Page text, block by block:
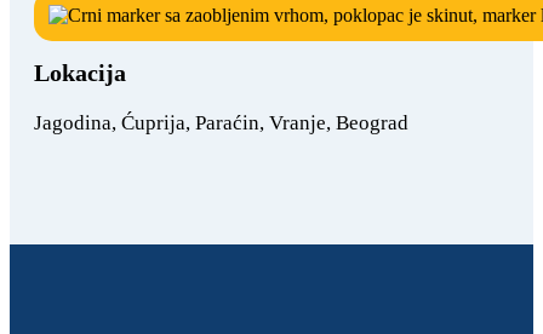
Lokacija
Jagodina, Ćuprija, Paraćin, Vranje, Beograd